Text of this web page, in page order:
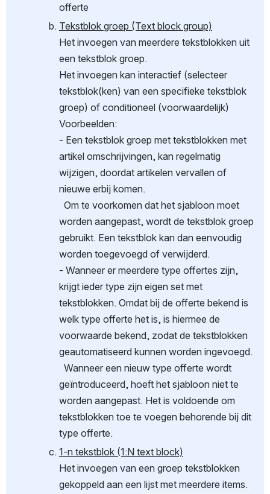
offerte
Tekstblok groep (Text block group)
Het invoegen van meerdere tekstblokken uit
een tekstblok groep.
Het invoegen kan interactief (selecteer
tekstblok(ken) van een specifieke tekstblok
groep) of conditioneel (voorwaardelijk)
Voorbeelden:
- Een tekstblok groep met tekstblokken met
artikel omschrijvingen, kan regelmatig
wijzigen, doordat artikelen vervallen of
nieuwe erbij komen.
worden aangepast, wordt de tekstblok groep
gebruikt. Een tekstblok kan dan eenvoudig
worden toegevoegd of verwijderd.
- Wanneer er meerdere type offertes zijn,
krijgt ieder type zijn eigen set met
tekstblokken. Omdat bij de offerte bekend is
welk type offerte het is, is hiermee de
voorwaarde bekend, zodat de tekstblokken
geautomatiseerd kunnen worden ingevoegd.
geïntroduceerd, hoeft het sjabloon niet te
worden aangepast. Het is voldoende om
tekstblokken toe te voegen behorende bij dit
type offerte.
1-n tekstblok (1:N text block)
Het invoegen van een groep tekstblokken
gekoppeld aan een lijst met meerdere items.